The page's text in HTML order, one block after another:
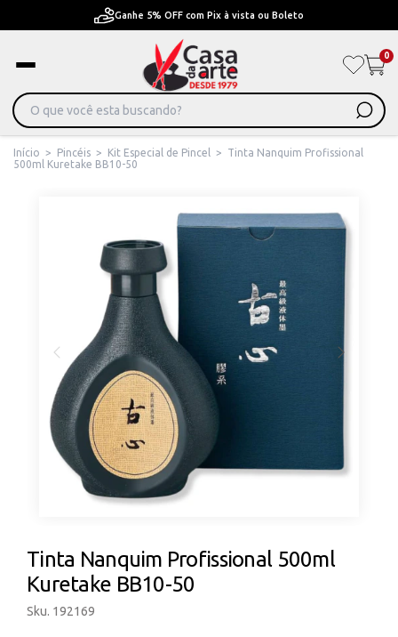
Pague em Até 6x sem juros
0
Início > Pincéis > Kit Especial de Pincel >
Tinta Nanquim Profissional
500ml Kuretake BB10-50
Tinta Nanquim Profissional 500ml
Kuretake BB10-50
Sku. 192169